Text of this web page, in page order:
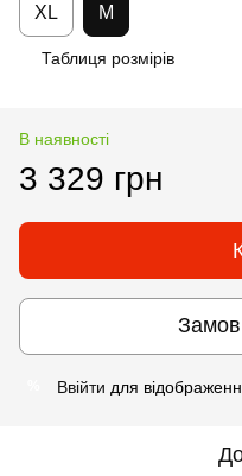
XL M
Таблиця розмірів
В наявності
3 329 грн
Ввійти для